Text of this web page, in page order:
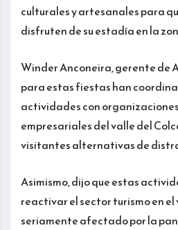
culturales y artesanales para
disfruten de su estadía en la
Winder Anconeira, gerente de
para estas fiestas han
actividades con
empresariales del valle del
visitantes alternativas de
Asimismo, dijo que estas
reactivar el sector turismo en el
seriamente afectado por la